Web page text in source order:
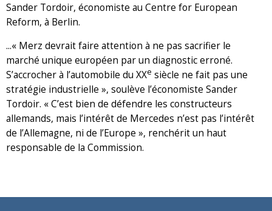
Sander Tordoir, économiste au Centre for European
Reform, à Berlin.
...« Merz devrait faire attention à ne pas sacrifier le
marché unique européen par un diagnostic erroné.
S’accrocher à l’automobile du XXe siècle ne fait pas une
stratégie industrielle », soulève l’économiste Sander
Tordoir. « C’est bien de défendre les constructeurs
allemands, mais l’intérêt de Mercedes n’est pas l’intérêt
de l’Allemagne, ni de l’Europe », renchérit un haut
responsable de la Commission.